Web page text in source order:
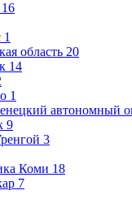
16
1
область 20
14
1
автономный
9
3
Коми 18
7